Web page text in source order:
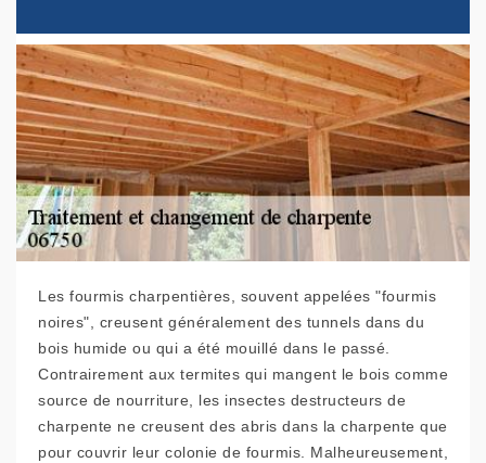
Les fourmis charpentières, souvent appelées "fourmis
noires", creusent généralement des tunnels dans du
bois humide ou qui a été mouillé dans le passé.
Contrairement aux termites qui mangent le bois comme
source de nourriture, les insectes destructeurs de
charpente ne creusent des abris dans la charpente que
pour couvrir leur colonie de fourmis. Malheureusement,